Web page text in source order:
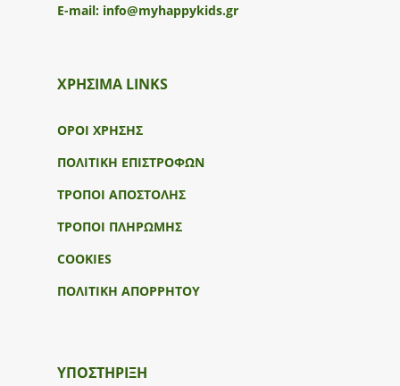
E-mail: info@myhappykids.gr
ΧΡΗΣΙΜΑ LINKS
ΟΡΟΙ ΧΡΗΣΗΣ
ΠΟΛΙΤΙΚΗ ΕΠΙΣΤΡΟΦΩΝ
ΤΡΟΠΟΙ ΑΠΟΣΤΟΛΗΣ
ΤΡΟΠΟΙ ΠΛΗΡΩΜΗΣ
COOKIES
ΠΟΛΙΤΙΚΗ ΑΠΟΡΡΗΤΟΥ
ΥΠΟΣΤΉΡΙΞΗ